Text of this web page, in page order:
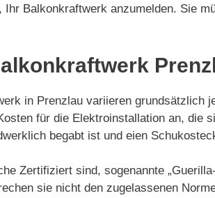
Ihr Balkonkraftwerk anzumelden. Sie
in Prenzlau variieren grundsätzlich
für die Elektroinstallation an, die
begabt ist und eien
Zertifiziert sind, sogenannte
sie nicht den zugelassenen